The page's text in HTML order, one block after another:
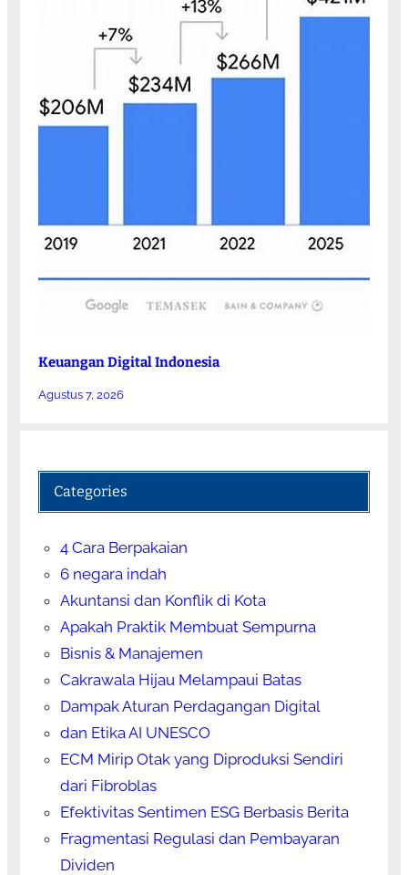
Keuangan Digital Indonesia
Agustus 7, 2026
Categories
4 Cara Berpakaian
6 negara indah
Akuntansi dan Konflik di Kota
Apakah Praktik Membuat Sempurna
Bisnis & Manajemen
Cakrawala Hijau Melampaui Batas
Dampak Aturan Perdagangan Digital
dan Etika AI UNESCO
ECM Mirip Otak yang Diproduksi Sendiri
dari Fibroblas
Efektivitas Sentimen ESG Berbasis Berita
Fragmentasi Regulasi dan Pembayaran
Dividen